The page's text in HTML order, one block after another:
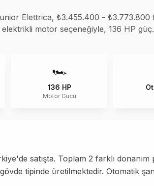
Elettrica, ₺3.455.400 - ₺3.773.800
motor seçeneğiyle, 136 HP güç.
🏎️
136 HP
Motor Gücü
satışta. Toplam 2 farklı donanım
tipinde üretilmektedir. Otomatik